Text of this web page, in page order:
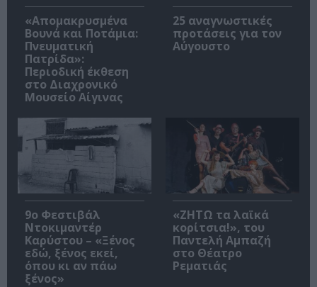
«Απομακρυσμένα
Βουνά και Ποτάμια:
Πνευματική
Πατρίδα»:
Περιοδική έκθεση
στο Διαχρονικό
Μουσείο Αίγινας
25 αναγνωστικές
προτάσεις για τον
Αύγουστο
9ο Φεστιβάλ
Ντοκιμαντέρ
Καρύστου – «Ξένος
εδώ, ξένος εκεί,
όπου κι αν πάω
ξένος»
«ΖΗΤΩ τα λαϊκά
κορίτσια!», του
Παντελή Αμπαζή
στο Θέατρο
Ρεματιάς